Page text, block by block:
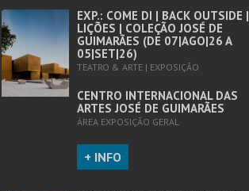
SALA
EXP.: COME DI | BACK OUTSIDE |
LIÇÕES | COLEÇÃO JOSÉ DE
GUIMARÃES (DE 07|AGO|26 A
05|SET|26)
TEATRO & ARTE | EXPOSIÇÃO
CENTRO INTERNACIONAL DAS
ARTES JOSÉ DE GUIMARÃES
ÁREA EXPOSIÇÃO GERAL
+ INFO